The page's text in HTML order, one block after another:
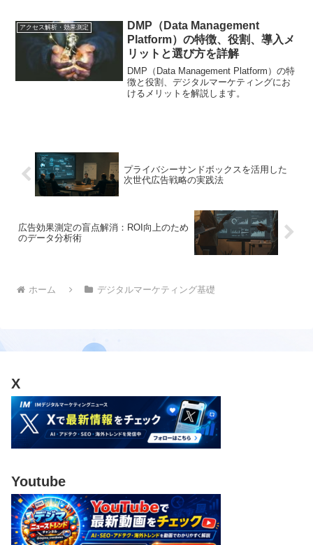
ア、アプリ、デジタルキオスクなど、リ
テーラーが所有するさまざ...
アクセス解析・効果測定
DMP（Data Management
Platform）の特徴、役割、導入メ
リットと選び方を詳解
DMP（Data Management Platform）の特
徴と役割、デジタルマーケティングにお
けるメリットを解説します。
プライバシーサンドボックスを活用した
次世代広告戦略の実践法
広告効果測定の盲点解消：ROI向上のため
のデータ分析術
ホーム デジタルマーケティング基礎
X
Youtube